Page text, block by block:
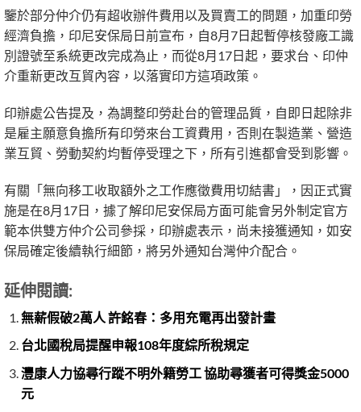
鑒於部分仲介仍有超收辦件費用以及買賣工的問題，加重印勞
經濟負擔，印尼安保局日前宣布，自8月7日起暫停核發廠工識
別證號至系統更改完成為止，而從8月17日起，要求台、印仲
介重新更改互貿內容，以落實印方這項政策。
印辦處公告提及，為調整印勞赴台的管理品質，自即日起除非
是雇主願意負擔所有印勞來台工資費用，否則在製造業、營造
業互貿、勞動契約均暫停受理之下，所有引進都會受到影響。
有關「無向移工收取額外之工作應徵費用切結書」，因正式實
施是在8月17日，據了解印尼安保局方面可能會另外制定官方
範本供雙方仲介公司參採，印辦處表示，尚未接獲通知，如安
保局確定後續執行細節，將另外通知台灣仲介配合。
延伸閱讀:
無薪假破2萬人 許銘春：多用充電再出發計畫
台北國稅局提醒申報108年度綜所稅規定
灃康人力協尋行蹤不明外籍勞工 協助尋獲者可得獎金5000
元